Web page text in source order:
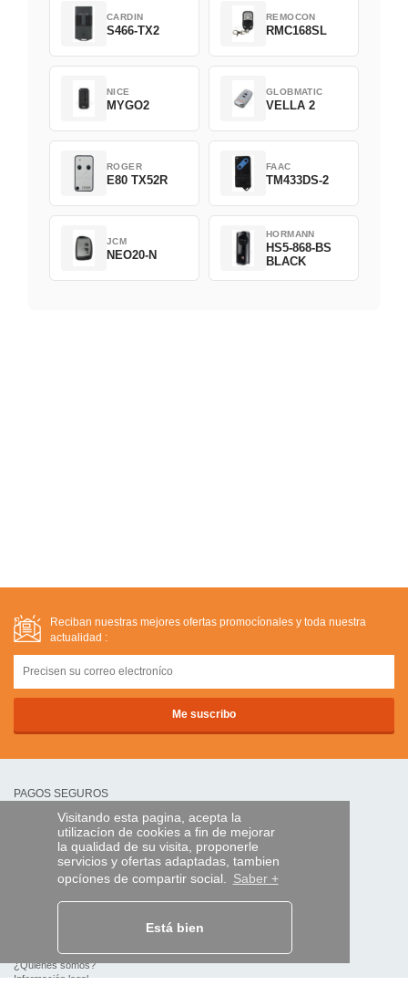
Visitando esta pagina, acepta la
utilizacíon de cookies a fin de mejorar
la qualidad de su visita, proponerle
servicios y ofertas adaptadas, tambien
opcíones de compartir social. Saber +
Está bien
CARDIN
S466-TX2
REMOCON
RMC168SL
NICE
MYGO2
GLOBMATIC
VELLA 2
ROGER
E80 TX52R
FAAC
TM433DS-2
JCM
NEO20-N
HORMANN
HS5-868-BS
BLACK
Reciban nuestras mejores ofertas promocíonales y toda nuestra
actualidad :
PAGOS SEGUROS
transferencia bancaria
AYUDA Y SERVICIOS
Localice su envío
¿Quiénes somos?
Información legal